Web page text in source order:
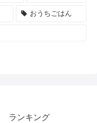
おうちごはん
ランキング